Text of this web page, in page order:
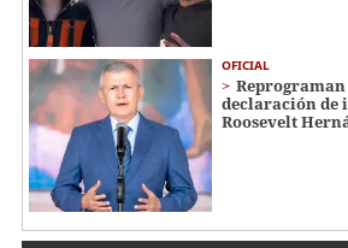
OFICIAL
declaración de
Roosevelt